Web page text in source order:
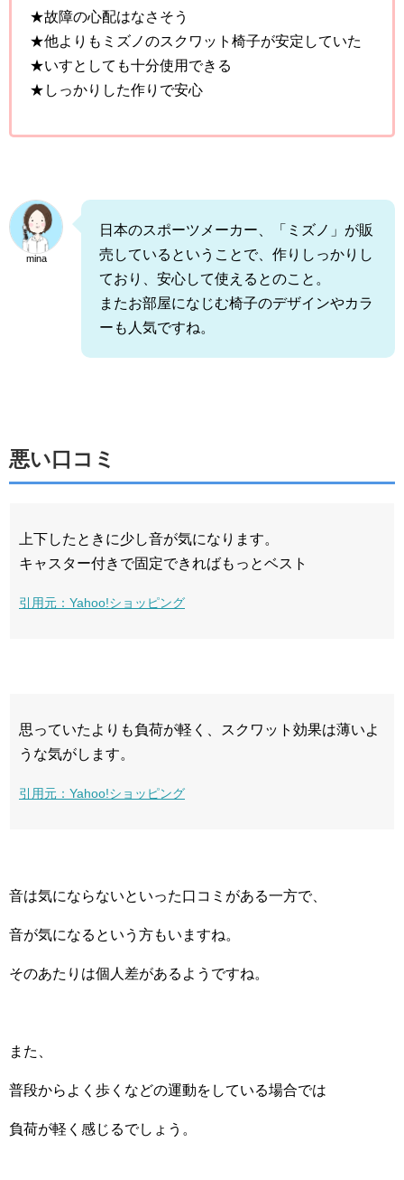
★故障の心配はなさそう
★他よりもミズノのスクワット椅子が安定していた
★いすとしても十分使用できる
★しっかりした作りで安心
mina
日本のスポーツメーカー、「ミズノ」が販
売しているということで、作りしっかりし
ており、安心して使えるとのこと。
またお部屋になじむ椅子のデザインやカラ
ーも人気ですね。
悪い口コミ
上下したときに少し音が気になります。
キャスター付きで固定できればもっとベスト
引用元：Yahoo!ショッピング
思っていたよりも負荷が軽く、スクワット効果は薄いよ
うな気がします。
引用元：Yahoo!ショッピング
音は気にならないといった口コミがある一方で、
音が気になるという方もいますね。
そのあたりは個人差があるようですね。
また、
普段からよく歩くなどの運動をしている場合では
負荷が軽く感じるでしょう。